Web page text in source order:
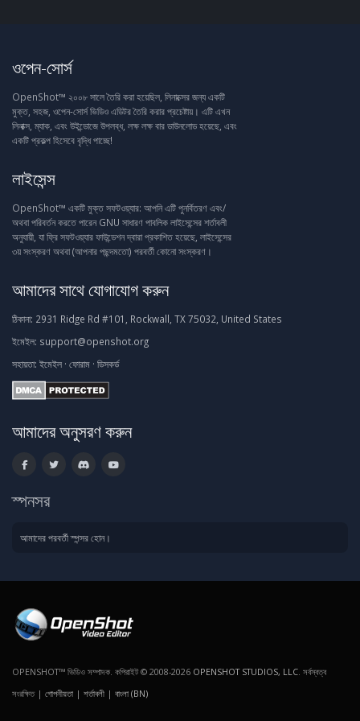
ওপেন-সোর্স
OpenShot™ ২০০৮ সালে তৈরি করা হয়েছিল, লিনাক্সের জন্য একটি
মুক্ত, সহজ, ওপেন-সোর্স ভিডিও এডিটর তৈরি করার প্রচেষ্টায়। এটি এখন
লিনাক্স, ম্যাক, এবং উইন্ডোজে উপলব্ধ, লক্ষ লক্ষ বার ডাউনলোড হয়েছে, এবং
একটি প্রকল্প হিসেবে বৃদ্ধি পাচ্ছে!
লাইসেন্স
OpenShot™ একটি মুক্ত সফটওয়্যার: আপনি এটি পুনর্বিতরণ এবং/
অথবা পরিবর্তন করতে পারেন GNU সাধারণ পাবলিক লাইসেন্সের শর্তাবলী
অনুযায়ী, যা ফ্রি সফটওয়্যার ফাউন্ডেশন দ্বারা প্রকাশিত হয়েছে, লাইসেন্সের
৩য় সংস্করণ অথবা (আপনার পছন্দমতো) পরবর্তী কোনো সংস্করণ।
আমাদের সাথে যোগাযোগ করুন
ঠিকানা: 2931 Ridge Rd #101, Rockwall, TX 75032, United States
ইমেইল: support@openshot.org
সহায়তা: ইমেইল · ফোরাম · ডিসকর্ড
আমাদের অনুসরণ করুন
স্পনসর
আমাদের পরবর্তী স্পন্সর হোন।
OPENSHOT™ ভিডিও সম্পাদক. কপিরাইট © 2008-2026 OPENSHOT STUDIOS, LLC . সর্বস্বত্ব
সংরক্ষিত | গোপনীয়তা | শর্তাবলী | বাংলা (BN)